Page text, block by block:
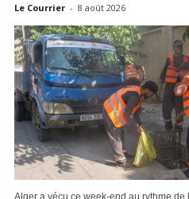
Le Courrier - 8 août 2026
Alger a vécu ce week-end au rythme de